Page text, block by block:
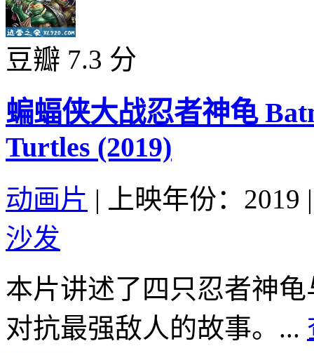
豆瓣 7.3 分
蝙蝠侠大战忍者神龟
Turtles (2019)
动画片 | 上映年份：2019 |
沙发
本片讲述了四只忍者神
对抗最强敌人的故事。...